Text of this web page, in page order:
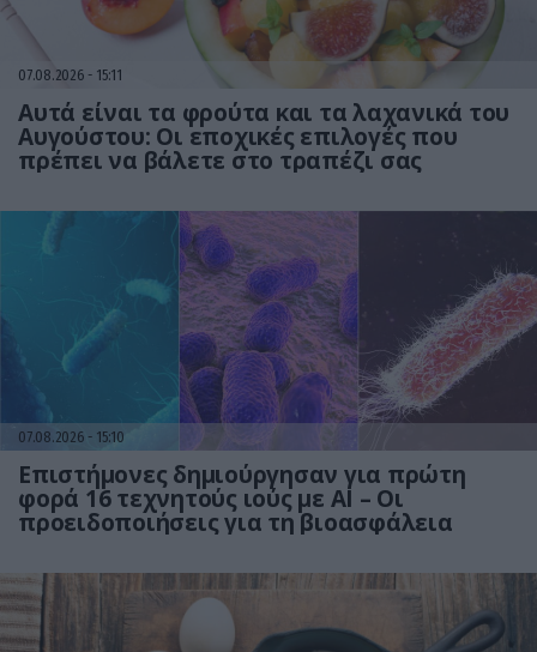
07.08.2026 15:11
Αυτά είναι τα φρούτα και τα λαχανικά του
Αυγούστου: Οι εποχικές επιλογές που
πρέπει να βάλετε στο τραπέζι σας
07.08.2026 15:10
Επιστήμονες δημιούργησαν για πρώτη
φορά 16 τεχνητούς ιούς με AI – Οι
προειδοποιήσεις για τη βιοασφάλεια